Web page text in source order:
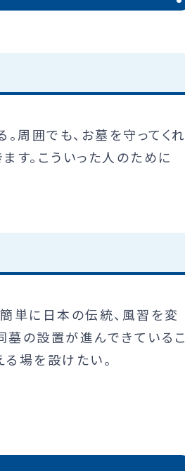
周囲でも、お墓を守ってくれ
す。こういった人のために
単に日本の伝統、風習を変
墓の設置が進んできているこ
場を設けたい。